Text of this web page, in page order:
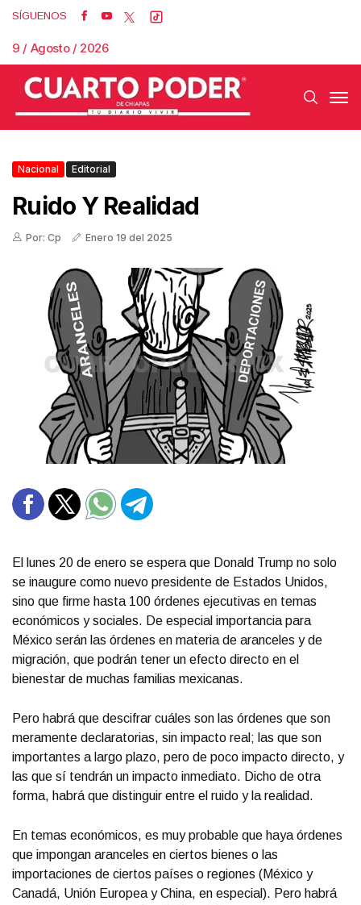
SÍGUENOS
9 / Agosto / 2026
Nacional Editorial
Ruido Y Realidad
Por: Cp Enero 19 del 2025
El lunes 20 de enero se espera que Donald Trump no solo
se inaugure como nuevo presidente de Estados Unidos,
sino que firme hasta 100 órdenes ejecutivas en temas
económicos y sociales. De especial importancia para
México serán las órdenes en materia de aranceles y de
migración, que podrán tener un efecto directo en el
bienestar de muchas familias mexicanas.
Pero habrá que descifrar cuáles son las órdenes que son
meramente declaratorias, sin impacto real; las que son
importantes a largo plazo, pero de poco impacto directo, y
las que sí tendrán un impacto inmediato. Dicho de otra
forma, habrá que distinguir entre el ruido y la realidad.
En temas económicos, es muy probable que haya órdenes
que impongan aranceles en ciertos bienes o las
importaciones de ciertos países o regiones (México y
Canadá, Unión Europea y China, en especial). Pero habrá